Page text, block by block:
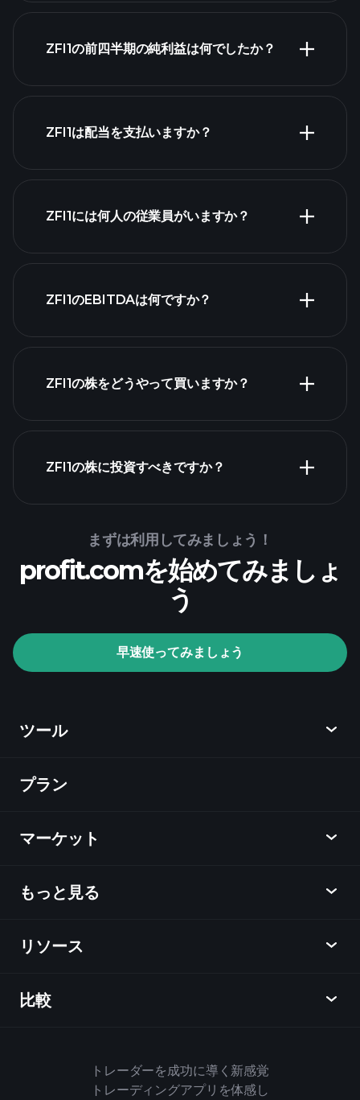
財務諸表
ZFI1の前四半期の純利益は何でしたか？
財務諸表
ZFI1は配当を支払いますか？
ZFI1には何人の従業員がいますか？
ZFI1のEBITDAは何ですか？
ZFI1の株をどうやって買いますか？
Playtrade Tournaments
推奨証券
会社
ZFI1の株に投資すべきですか？
AIによる日々の市場インサイト
まずは利用してみましょう！
profit.comを始めてみましょ
う
早速使ってみましょう
ツール
ディスカバー
チャート
ニュース
ラーニングハブ
メッセンジャー
プラン
マーケット
概要
外国為替
指数
もっと見る
アフィリエイトプログラム
企業情報
Playtradeについて
リソース
ヘルプセンター
ハウスルール
比較
トレーダーを成功に導く新感覚
トレーディングアプリを体感し